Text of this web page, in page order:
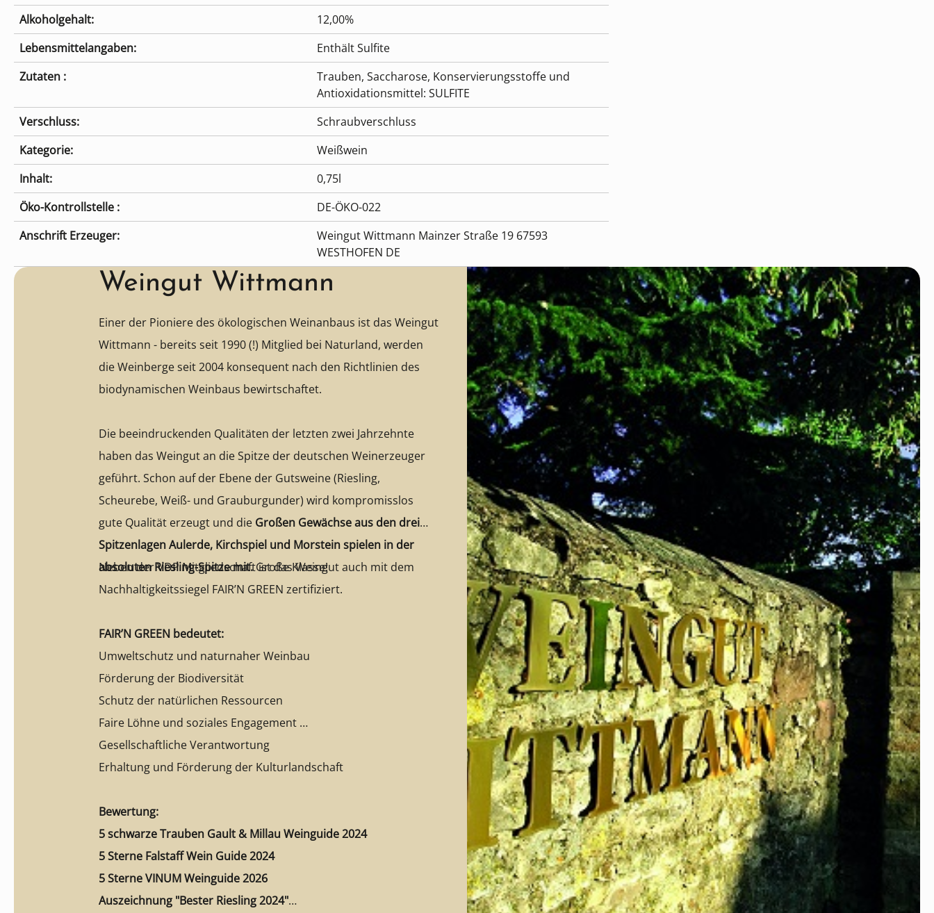
Kategorie: Weißwein
Lebensmittelangaben: Enthält Sulfite
Alkoholgehalt:
12,00%
Verschluss: Schraubverschluss
Inhalt: 0,75l
Zutaten :
Trauben, Saccharose, Konservierungsstoffe und
Antioxidationsmittel: SULFITE
Öko-Kontrollstelle :
DE-ÖKO-022
Anschrift Erzeuger:
Weingut Wittmann Mainzer Straße 19 67593
WESTHOFEN DE
Weingut Wittmann
Einer der Pioniere des ökologischen Weinanbaus ist das Weingut
Wittmann - bereits seit 1990 (!) Mitglied bei Naturland, werden
die Weinberge seit 2004 konsequent nach den Richtlinien des
biodynamischen Weinbaus bewirtschaftet.
Die beeindruckenden Qualitäten der letzten zwei Jahrzehnte
haben das Weingut an die Spitze der deutschen Weinerzeuger
geführt. Schon auf der Ebene der Gutsweine (Riesling,
Scheurebe, Weiß- und Grauburgunder) wird kompromisslos
gute Qualität erzeugt und die Großen Gewächse aus den drei
Spitzenlagen Aulerde, Kirchspiel und Morstein spielen in der
absoluten Riesling-Spitze mit.Große Klasse!
Neben der VDP Mitgliedschaft ist das Weingut auch mit dem
Nachhaltigkeitssiegel FAIR’N GREEN zertifiziert.
FAIR’N GREEN bedeutet:
Umweltschutz und naturnaher Weinbau
Förderung der Biodiversität
Schutz der natürlichen Ressourcen
Faire Löhne und soziales Engagement
Gesellschaftliche Verantwortung
Erhaltung und Förderung der Kulturlandschaft
Bewertung:
5 schwarze Trauben Gault & Millau Weinguide 2024
5 Sterne Falstaff Wein Guide 2024
5 Sterne VINUM Weinguide 2026
Auszeichnung "Bester Riesling 2024"